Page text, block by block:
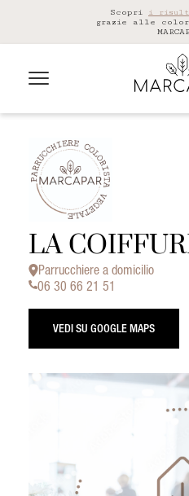
Scopri i
grazie alle
LA
Parrucchiere a domicilio
06 30 66 21 51
VEDI SU GOOGLE MAPS